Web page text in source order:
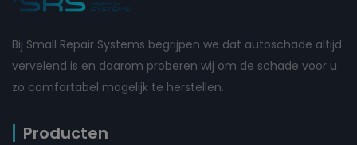
Bij Small Repair Systems begrijpen we dat autoschade altijd
vervelend is en daarom proberen wij om de schade voor u
zo comfortabel mogelijk te herstellen.
Producten